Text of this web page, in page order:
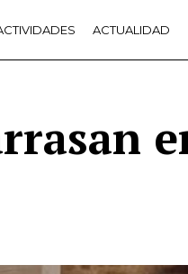
ACTUALIDAD
PREMIOS GOYA